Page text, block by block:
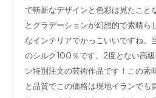
で斬新なデザインと色彩は見たこと
とグラデーションが幻想的で素晴ら
なインテリアでかっこいいですね。
のシルク100％です。2度とない高
ン特別注文の芸術作品です！この素
と品質でこの価格は現地イランでも